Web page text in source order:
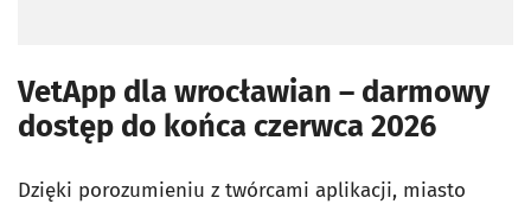
VetApp dla wrocławian – darmowy
dostęp do końca czerwca 2026
Dzięki porozumieniu z twórcami aplikacji, miasto